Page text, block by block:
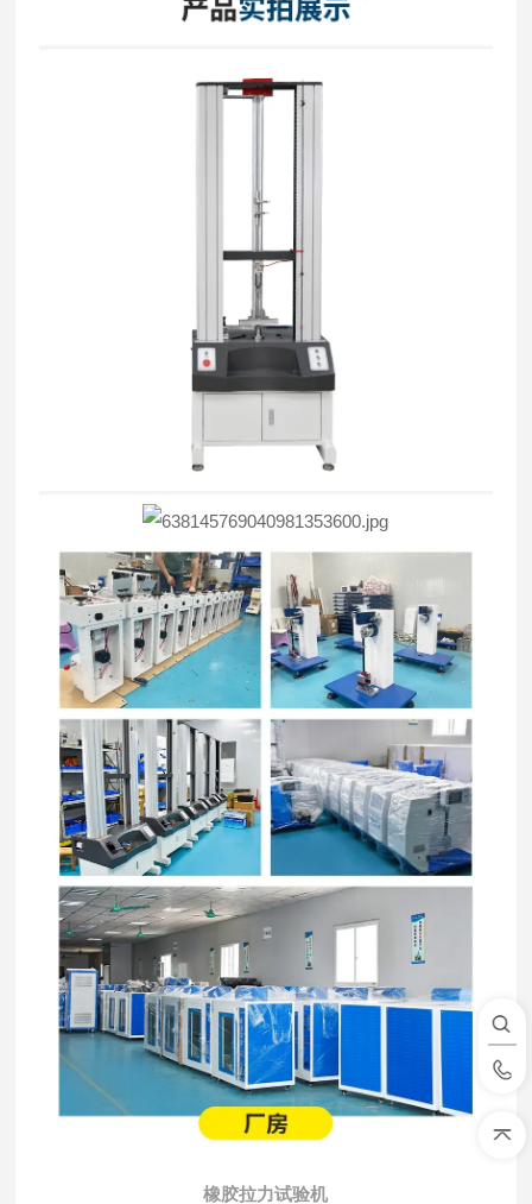
橡胶拉力试验机